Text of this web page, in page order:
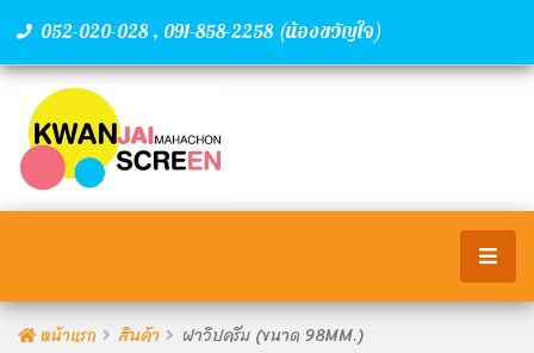
052-020-028 , 091-858-2258 (น้องขวัญใจ)
หน้าแรก สินค้า ฝาวิปครีม (ขนาด 98MM.)